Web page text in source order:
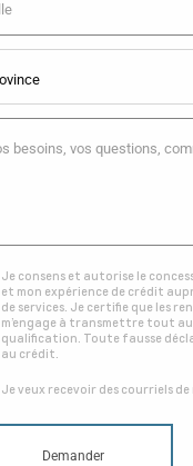
Je consens et autorise le
et mon expérience de crédit
de services. Je certifie que les
m’engage à transmettre tout
qualification. Toute fausse
au crédit.
Je veux recevoir des courriels
Demander